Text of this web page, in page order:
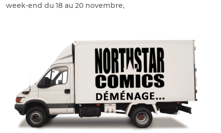
week-end du 18 au 20 novembre,